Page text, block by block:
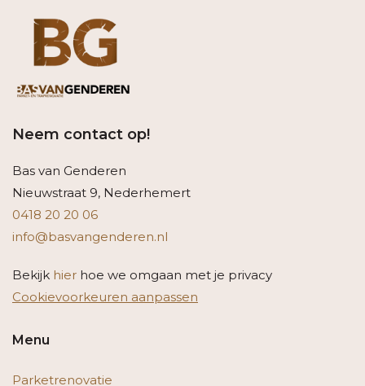
Neem contact op!
Bas van Genderen
Nieuwstraat 9, Nederhemert
0418 20 20 06
info@basvangenderen.nl
Bekijk hier hoe we omgaan met je privacy
Cookievoorkeuren aanpassen
Menu
Parketrenovatie